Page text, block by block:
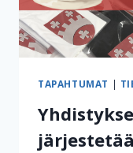
TAPAHTUMAT |